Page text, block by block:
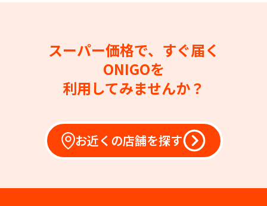
スーパー価格で、すぐ届く
ONIGOを
利用してみませんか？
お近くの店舗を探す